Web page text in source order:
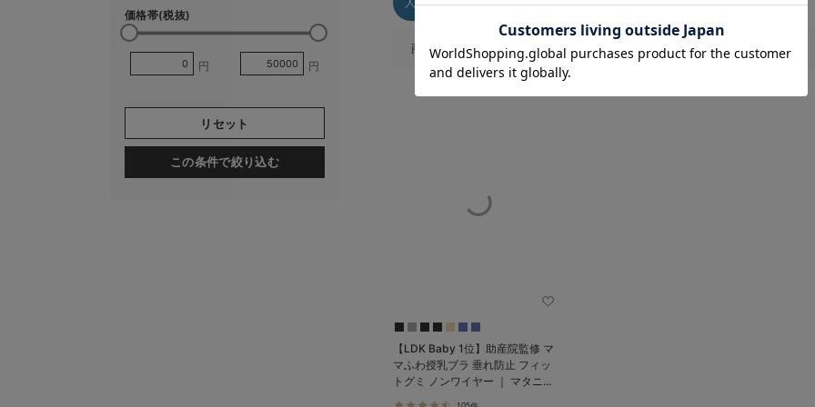
価格帯(税抜)
円 円
リセット
この条件で絞り込む
商品一覧
【LDK Baby 1位】助産院監修 マ
マふわ授乳ブラ 垂れ防止 フィッ
トグミ ノンワイヤー ｜ マタニテ
お気に入り商品を確認する